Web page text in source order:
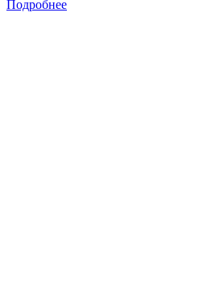
Подробнее